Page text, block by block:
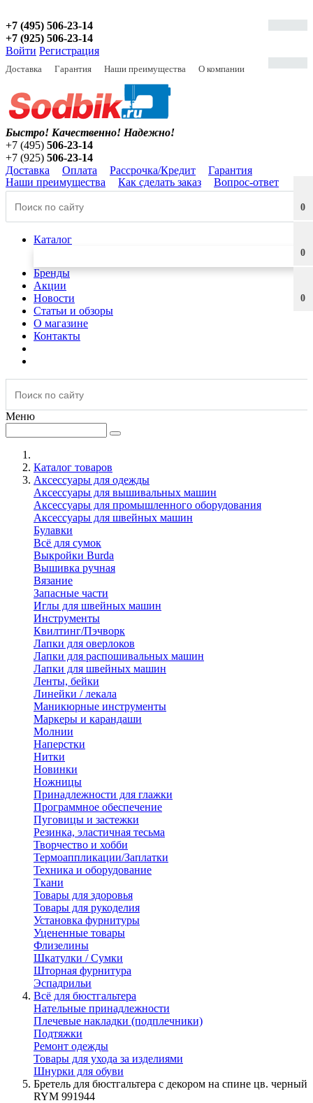
+7 (495) 506-23-14
+7 (925) 506-23-14
Войти Регистрация
Доставка Гарантия Наши преимущества О компании
0
0
0
Быстро! Качественно! Надежно!
+7 (495) 506-23-14
+7 (925) 506-23-14
Доставка
Оплата Рассрочка/Кредит
Гарантия
Наши преимущества
Как сделать заказ Вопрос-ответ
Каталог
Бренды
Акции
Новости
Статьи и обзоры
О магазине
Контакты
Меню
Каталог товаров
Аксессуары для одежды
Аксессуары для вышивальных машин
Аксессуары для промышленного оборудования
Аксессуары для швейных машин
Булавки
Всё для сумок
Выкройки Burda
Вышивка ручная
Вязание
Запасные части
Иглы для швейных машин
Инструменты
Квилтинг/Пэчворк
Лапки для оверлоков
Лапки для распошивальных машин
Лапки для швейных машин
Ленты, бейки
Линейки / лекала
Маникюрные инструменты
Маркеры и карандаши
Молнии
Наперстки
Нитки
Новинки
Ножницы
Принадлежности для глажки
Программное обеспечение
Пуговицы и застежки
Резинка, эластичная тесьма
Творчество и хобби
Термоаппликации/Заплатки
Техника и оборудование
Ткани
Товары для здоровья
Товары для рукоделия
Установка фурнитуры
Уцененные товары
Флизелины
Шкатулки / Сумки
Шторная фурнитура
Эспадрильи
Всё для бюстгальтера
Нательные принадлежности
Плечевые накладки (подплечники)
Подтяжки
Ремонт одежды
Товары для ухода за изделиями
Шнурки для обуви
Бретель для бюстгальтера с декором на спине цв. черный
RYM 991944